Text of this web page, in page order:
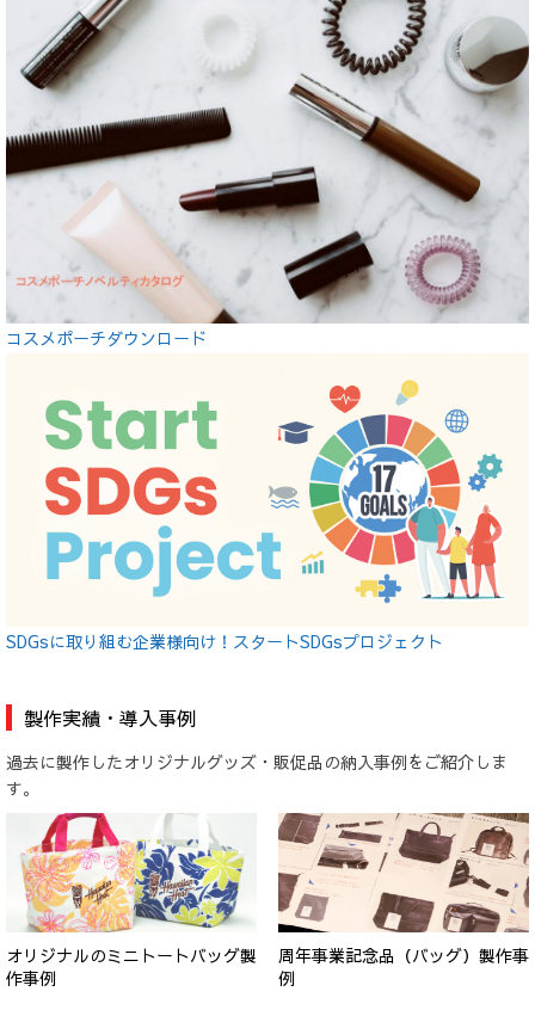
コスメポーチダウンロード
SDGsに取り組む企業様向け！スタートSDGsプロジェクト
製作実績・導入事例
過去に製作したオリジナルグッズ・販促品の納入事例をご紹介しま
す。
オリジナルのミニトートバッグ製
作事例
周年事業記念品（バッグ）製作事
例